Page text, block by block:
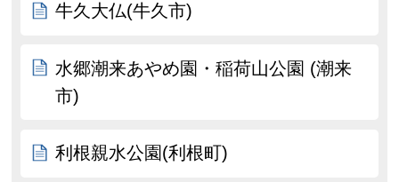
牛久大仏(牛久市)
水郷潮来あやめ園・稲荷山公園 (潮来
市)
利根親水公園(利根町)